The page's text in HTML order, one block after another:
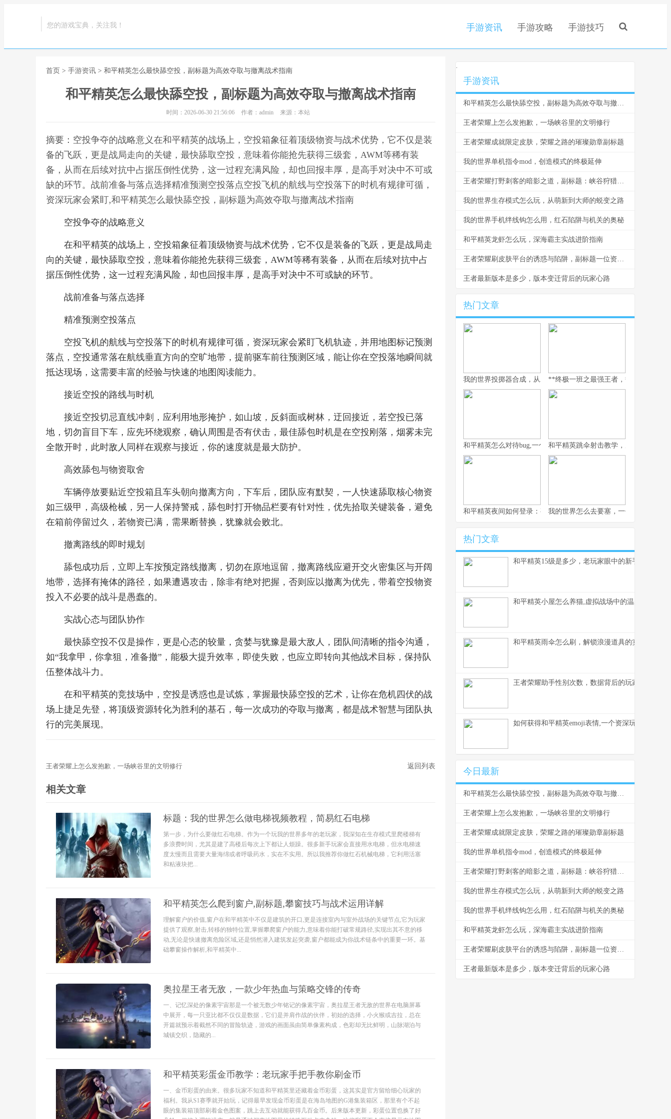
您的游戏宝典，关注我！ 手游资讯 手游攻略 手游技巧
首页 > 手游资讯 > 和平精英怎么最快舔空投，副标题为高效夺取与撤离战术指南
和平精英怎么最快舔空投，副标题为高效夺取与撤离战术指南
时间：2026-06-30 21:56:06 作者：admin 来源：本站
摘要：空投争夺的战略意义在和平精英的战场上，空投箱象征着顶级物资与战术优势，它不仅是装
备的飞跃，更是战局走向的关键，最快舔取空投，意味着你能抢先获得三级套，AWM等稀有装
备，从而在后续对抗中占据压倒性优势，这一过程充满风险，却也回报丰厚，是高手对决中不可或
缺的环节。战前准备与落点选择精准预测空投落点空投飞机的航线与空投落下的时机有规律可循，
资深玩家会紧盯,和平精英怎么最快舔空投，副标题为高效夺取与撤离战术指南
空投争夺的战略意义
在和平精英的战场上，空投箱象征着顶级物资与战术优势，它不仅是装备的飞跃，更是战局走
向的关键，最快舔取空投，意味着你能抢先获得三级套，AWM等稀有装备，从而在后续对抗中占
据压倒性优势，这一过程充满风险，却也回报丰厚，是高手对决中不可或缺的环节。
战前准备与落点选择
精准预测空投落点
空投飞机的航线与空投落下的时机有规律可循，资深玩家会紧盯飞机轨迹，并用地图标记预测
落点，空投通常落在航线垂直方向的空旷地带，提前驱车前往预测区域，能让你在空投落地瞬间就
抵达现场，这需要丰富的经验与快速的地图阅读能力。
接近空投的路线与时机
接近空投切忌直线冲刺，应利用地形掩护，如山坡，反斜面或树林，迂回接近，若空投已落
地，切勿盲目下车，应先环绕观察，确认周围是否有伏击，最佳舔包时机是在空投刚落，烟雾未完
全散开时，此时敌人同样在观察与接近，你的速度就是最大防护。
高效舔包与物资取舍
车辆停放要贴近空投箱且车头朝向撤离方向，下车后，团队应有默契，一人快速舔取核心物资
如三级甲，高级枪械，另一人保持警戒，舔包时打开物品栏要有针对性，优先拾取关键装备，避免
在箱前停留过久，若物资已满，需果断替换，犹豫就会败北。
撤离路线的即时规划
舔包成功后，立即上车按预定路线撤离，切勿在原地逗留，撤离路线应避开交火密集区与开阔
地带，选择有掩体的路径，如果遭遇攻击，除非有绝对把握，否则应以撤离为优先，带着空投物资
投入不必要的战斗是愚蠢的。
实战心态与团队协作
最快舔空投不仅是操作，更是心态的较量，贪婪与犹豫是最大敌人，团队间清晰的指令沟通，
如“我拿甲，你拿狙，准备撤”，能极大提升效率，即使失败，也应立即转向其他战术目标，保持队
伍整体战斗力。
在和平精英的竞技场中，空投是诱惑也是试炼，掌握最快舔空投的艺术，让你在危机四伏的战
场上捷足先登，将顶级资源转化为胜利的基石，每一次成功的夺取与撤离，都是战术智慧与团队执
行的完美展现。
王者荣耀上怎么发抱歉，一场峡谷里的文明修行 返回列表
相关文章
标题：我的世界怎么做电梯视频教程，简易红石电梯
第一步，为什么要做红石电梯。作为一个玩我的世界多年的老玩家，我深知在生存模式里爬楼梯有
多浪费时间，尤其是建了高楼后每次上下都让人烦躁。很多新手玩家会直接用水电梯，但水电梯速
度太慢而且需要大量海绵或者呼吸药水，实在不实用。所以我推荐你做红石机械电梯，它利用活塞
和粘液块把...
和平精英怎么爬到窗户,副标题,攀窗技巧与战术运用详解
理解窗户的价值,窗户在和平精英中不仅是建筑的开口,更是连接室内与室外战场的关键节点,它为玩家
提供了观察,射击,转移的独特位置,掌握攀爬窗户的能力,意味着你能打破常规路径,实现出其不意的移
动,无论是快速撤离危险区域,还是悄然潜入建筑发起突袭,窗户都能成为你战术链条中的重要一环。基
础攀窗操作解析,和平精英中...
奥拉星王者无敌，一款少年热血与策略交锋的传奇
一、记忆深处的像素宇宙那是一个被无数少年铭记的像素宇宙，奥拉星王者无敌的世界在电脑屏幕
中展开，每一只亚比都不仅仅是数据，它们是并肩作战的伙伴，初始的选择，小火猴或吉拉，总在
开篇就预示着截然不同的冒险轨迹，游戏的画面虽由简单像素构成，色彩却无比鲜明，山脉湖泊与
城镇交织，隐藏的...
和平精英彩蛋金币教学：老玩家手把手教你刷金币
一、金币彩蛋的由来。很多玩家不知道和平精英里还藏着金币彩蛋，这其实是官方留给细心玩家的
福利。我从S1赛季就开始玩，记得最早发现金币彩蛋是在海岛地图的G港集装箱区，那里有个不起
眼的集装箱顶部刷着金色图案，跳上去互动就能获得几百金币。后来版本更新，彩蛋位置也换了好
.
手游资讯
和平精英怎么最快舔空投，副标题为高效夺取与撤离战术指南
王者荣耀上怎么发抱歉，一场峡谷里的文明修行
王者荣耀成就限定皮肤，荣耀之路的璀璨勋章副标题
我的世界单机指令mod，创造模式的终极延伸
王者荣耀打野刺客的暗影之道，副标题：峡谷狩猎者的心法与技艺
我的世界生存模式怎么玩，从萌新到大师的蜕变之路
我的世界手机绊线钩怎么用，红石陷阱与机关的奥秘
和平精英龙虾怎么玩，深海霸主实战进阶指南
王者荣耀刷皮肤平台的诱惑与陷阱，副标题一位资深玩家的深度思考与警示
王者最新版本是多少，版本变迁背后的玩家心路
热门文章
我的世界投掷器合成，从木石到红石的艺术**终极一班之最强王者，热血青春与荣
和平精英怎么对待bug,一个玩家眼中的修复哲学和平精英跳伞射击教学，从落地到主宰
和平精英夜间如何登录：夜幕下的战术入口与静谧战场副标题,探
我的世界怎么去要塞，一份老玩家的寻
热门文章
和平精英15级是多少，老玩家眼中的新手门槛
和平精英小屋怎么养猫,虚拟战场中的温馨陪伴,副
和平精英雨伞怎么刷，解锁浪漫道具的实战指南
王者荣耀助手性别次数，数据背后的玩家生态观察
如何获得和平精英emoji表情,一个资深玩家的心得
今日最新
和平精英怎么最快舔空投，副标题为高效夺取与撤离战术指南
王者荣耀上怎么发抱歉，一场峡谷里的文明修行
王者荣耀成就限定皮肤，荣耀之路的璀璨勋章副标题
我的世界单机指令mod，创造模式的终极延伸
王者荣耀打野刺客的暗影之道，副标题：峡谷狩猎者的心法与技艺
我的世界生存模式怎么玩，从萌新到大师的蜕变之路
我的世界手机绊线钩怎么用，红石陷阱与机关的奥秘
和平精英龙虾怎么玩，深海霸主实战进阶指南
王者荣耀刷皮肤平台的诱惑与陷阱，副标题一位资深玩家的深度思考与警示
王者最新版本是多少，版本变迁背后的玩家心路